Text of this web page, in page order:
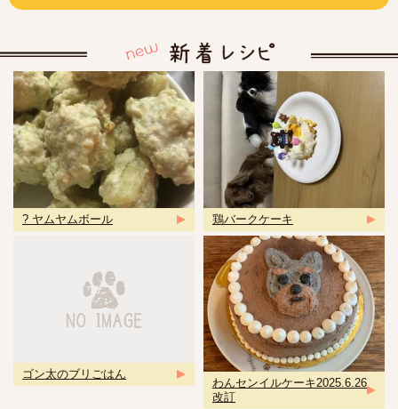
? ヤムヤムボール 鶏バークケーキ
ゴン太のブリごはん
わんセンイルケーキ2025.6.26
改訂